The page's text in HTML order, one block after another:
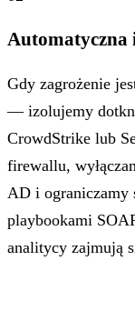
Automatyczna
Gdy zagrożenie
— izolujemy
CrowdStrike lub
firewallu,
AD i ograniczamy
playbookami
analitycy zajmują